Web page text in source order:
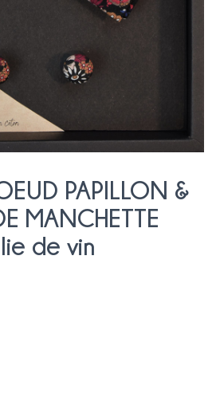
PAPILLON &
MANCHETTE
de vin